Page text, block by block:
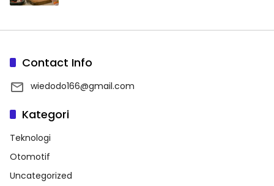
Contact Info
wiedodo166@gmail.com
Kategori
Teknologi
Otomotif
Uncategorized